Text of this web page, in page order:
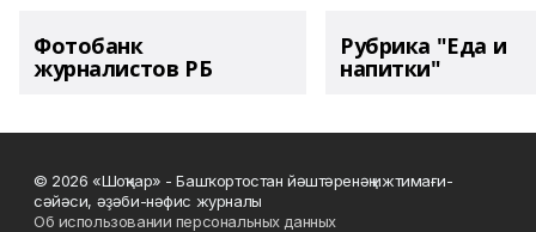
Фотобанк
журналистов РБ
Рубрика "Еда и
напитки"
© 2026 «Шоңҡар» - Башҡортостан йәштәренәң ижтимағи-
сәйәси, әҙәби-нәфис журналы
Об использовании персональных данных